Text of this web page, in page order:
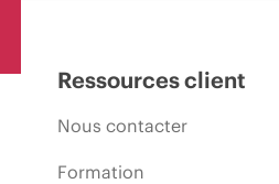
Ressources client
Nous contacter
Formation